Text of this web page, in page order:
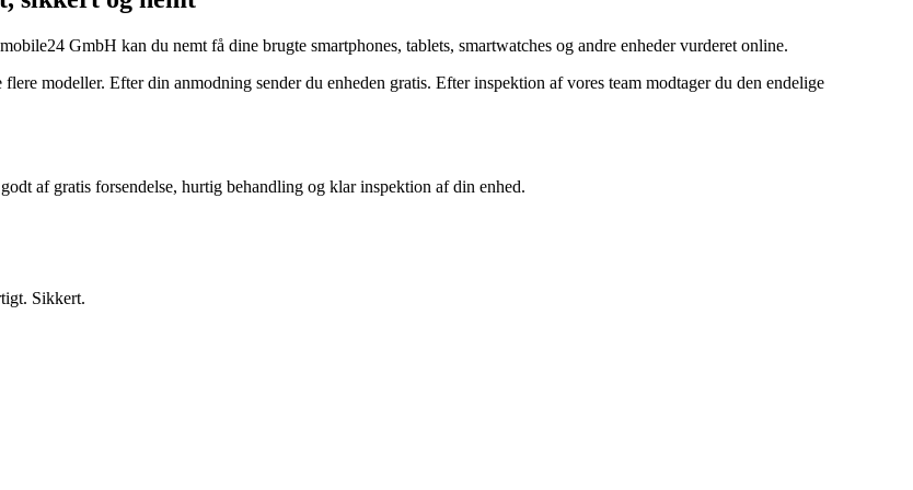
GmbH kan du nemt få dine brugte smartphones, tablets, smartwatches og andre enheder vurderet online.
modeller. Efter din anmodning sender du enheden gratis. Efter inspektion af vores team modtager du den endelige
af gratis forsendelse, hurtig behandling og klar inspektion af din enhed.
Sikkert.